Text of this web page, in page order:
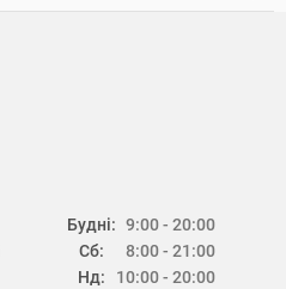
Будні:
Сб:
Нд:
9:00 - 20:00
8:00 - 21:00
10:00 - 20:00